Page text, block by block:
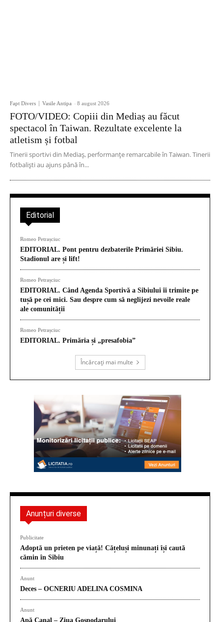
Fapt Divers Vasile Antipa - 8 august 2026
FOTO/VIDEO: Copiii din Mediaș au făcut
spectacol în Taiwan. Rezultate excelente la
atletism și fotbal
Tinerii sportivi din Mediaș, performanțe remarcabile în Taiwan. Tinerii
fotbaliști au ajuns până în...
Editorial
Romeo Petrașciuc
EDITORIAL. Pont pentru dezbaterile Primăriei Sibiu.
Stadionul are și lift!
Romeo Petrașciuc
EDITORIAL. Când Agenda Sportivă a Sibiului îi trimite pe
tușă pe cei mici. Sau despre cum să neglijezi nevoile reale
ale comunității
Romeo Petrașciuc
EDITORIAL. Primăria și „presafobia”
Încărcați mai multe
Anunțuri diverse
Publicitate
Adoptă un prieten pe viață! Cățeluși minunați își caută
cămin în Sibiu
Anunt
Deces – OCNERIU ADELINA COSMINA
Anunt
Apă Canal – Ziua Gospodarului